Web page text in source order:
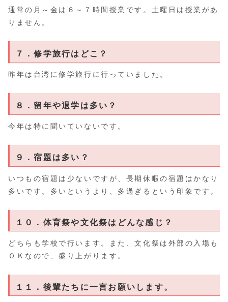
通常の月～金は６～７時間授業です。土曜日は授業があ
りません。
７．修学旅行はどこ？
昨年は台湾に修学旅行に行っていました。
８．留年や退学は多い？
今年は特に聞いていないです。
９．宿題は多い？
いつもの宿題は少ないですが、長期休暇の宿題はかなり
多いです。多いというより、多過ぎるという印象です。
１０．体育祭や文化祭はどんな感じ？
どちらも学校で行います。また、文化祭は外部の入場も
ＯＫなので、盛り上がります。
１１．後輩たちに一言お願いします。